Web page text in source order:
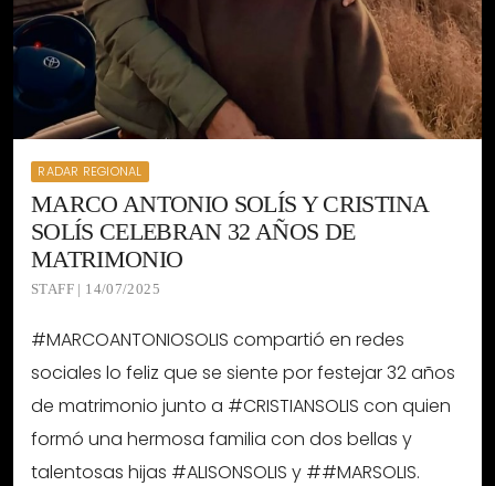
RADAR REGIONAL
MARCO ANTONIO SOLÍS Y CRISTINA
SOLÍS CELEBRAN 32 AÑOS DE
MATRIMONIO
STAFF | 14/07/2025
#MARCOANTONIOSOLIS compartió en redes
sociales lo feliz que se siente por festejar 32 años
de matrimonio junto a #CRISTIANSOLIS con quien
formó una hermosa familia con dos bellas y
talentosas hijas #ALISONSOLIS y ##MARSOLIS.